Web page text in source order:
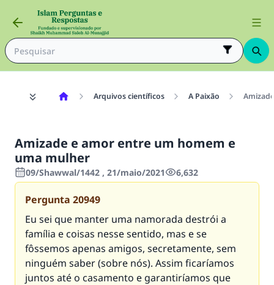
Arquivos científicos A Paixão
Amizade e amor entre um homem e
uma mulher
09/Shawwal/1442 , 21/maio/2021 6,632
Pergunta 20949
Eu sei que manter uma namorada destrói a
família e coisas nesse sentido, mas e se
fôssemos apenas amigos, secretamente, sem
ninguém saber (sobre nós). Assim ficaríamos
juntos até o casamento e garantiríamos que